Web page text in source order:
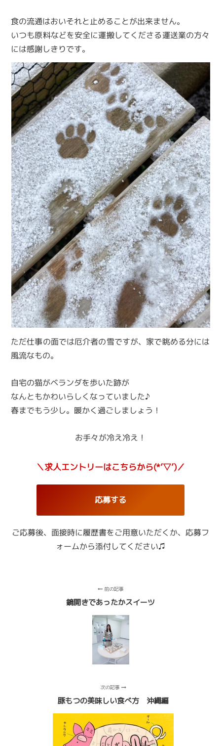
食の流通はおいそれと止めることが出来ません。
いつも原料などを安全に運搬してくださる運送業の方々
には感謝しきりです。
ただ仕事の面では厄介者の雪ですが、家で眺める分には
風流なもの。
自宅の猫がベランダを歩いた跡が
なんともかわいらしくなっていました♪
春までもう少し。暖かく過ごしましょう！
お手々が冷え冷え！
＼求人エントリーはこちらから(*’▽’)／
応募する
ご応募後、面接時に履歴書をご用意いただくか、応募フ
ォームから添付してください♫
前の記事
鏡開きであったかスイーツ
次の記事
豚もつの美味しい食べ方 沖縄編